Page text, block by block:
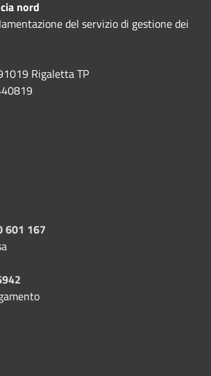
nord
del servizio di gestione dei
Rigaletta TP
601 167